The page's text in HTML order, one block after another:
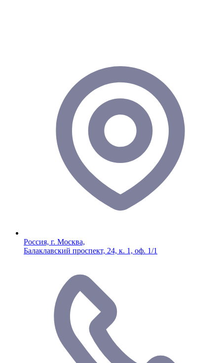
Россия, г. Москва,
Балаклавский проспект, 24, к. 1, оф. 1/1